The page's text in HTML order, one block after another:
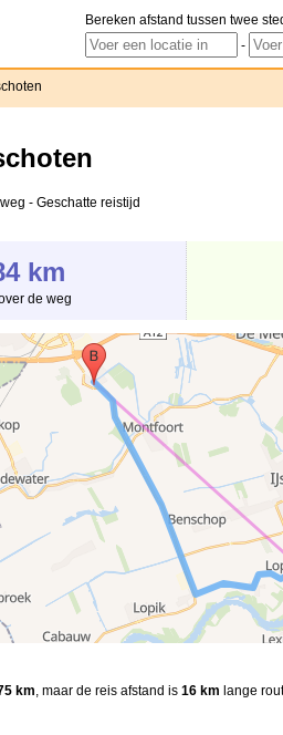
Bereken afstand tussen twee
-
- Geschatte reistijd
km
de weg
km, maar de reis afstand is 16 km lange